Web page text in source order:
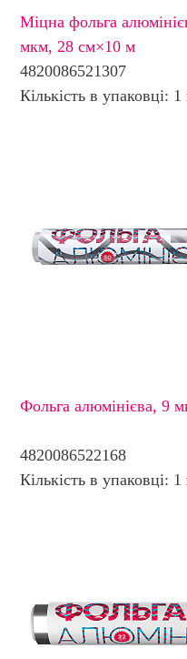
Міцна фольга
мкм, 28 см×10 м
4820086521307
Кількість в упаковці:
Фольга алюмінієва, 9
4820086522168
Кількість в упаковці: